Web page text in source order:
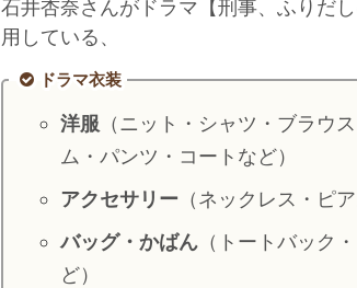
石井杏奈さんがドラマ【刑事、ふりだ
用している、
ドラマ衣装
洋服 （ニット・シャツ・ブラウ
ム・パンツ・コートなど）
アクセサリー （ネックレス・ピ
バッグ・かばん （トートバック
ど）